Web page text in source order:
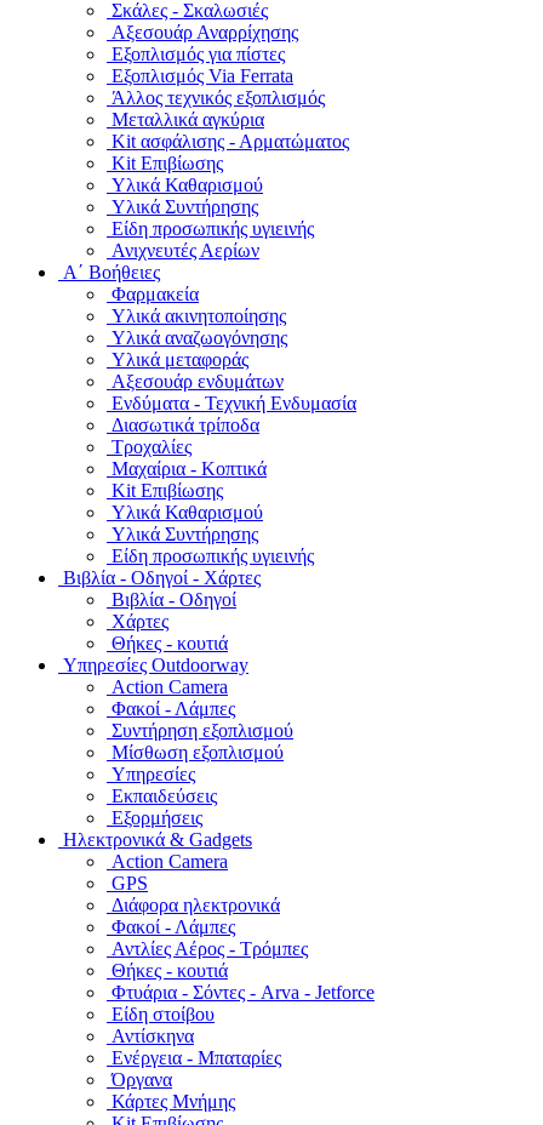
Σκάλες - Σκαλωσιές
Αξεσουάρ Αναρρίχησης
Εξοπλισμός για πίστες
Εξοπλισμός Via Ferrata
Άλλος τεχνικός εξοπλισμός
Μεταλλικά αγκύρια
Kit ασφάλισης - Αρματώματος
Kit Επιβίωσης
Υλικά Καθαρισμού
Υλικά Συντήρησης
Είδη προσωπικής υγιεινής
Ανιχνευτές Αερίων
Α΄ Βοήθειες
Φαρμακεία
Υλικά ακινητοποίησης
Υλικά αναζωογόνησης
Υλικά μεταφοράς
Αξεσουάρ ενδυμάτων
Ενδύματα - Τεχνική Ενδυμασία
Διασωτικά τρίποδα
Τροχαλίες
Μαχαίρια - Κοπτικά
Kit Επιβίωσης
Υλικά Καθαρισμού
Υλικά Συντήρησης
Είδη προσωπικής υγιεινής
Bιβλία - Οδηγοί - Χάρτες
Βιβλία - Οδηγοί
Χάρτες
Θήκες - κουτιά
Υπηρεσίες Outdoorway
Action Camera
Φακοί - Λάμπες
Συντήρηση εξοπλισμού
Μίσθωση εξοπλισμού
Υπηρεσίες
Εκπαιδεύσεις
Εξορμήσεις
Ηλεκτρονικά & Gadgets
Action Camera
GPS
Διάφορα ηλεκτρονικά
Φακοί - Λάμπες
Αντλίες Αέρος - Τρόμπες
Θήκες - κουτιά
Φτυάρια - Σόντες - Arva - Jetforce
Είδη στοίβου
Αντίσκηνα
Ενέργεια - Μπαταρίες
Όργανα
Κάρτες Μνήμης